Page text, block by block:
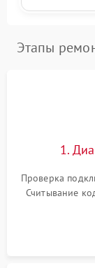
Этапы
1.
Проверка
Считывание
выявления